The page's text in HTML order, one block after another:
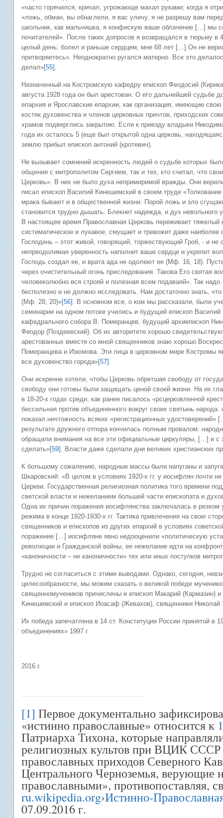
«часто горячился, кричал, угрожающе махал руками; когда я
«ложь, обман, вы обнаглели, я вас уличу, я не разрешу вам
школьник, как мальчишка, я конфискую ваше облачение […] мы
почитателей». После таких допросов я возвращался в тюрьму
целый день; болел и раньше сердцем, мне 68 лет […] Он не
притворяетесь». Неоднократно ругался матерно. Все это
делал»[55] .
Назначенный на Костромскую кафедру епископ Феодосий
августа 1928 года он был арестован. О его дальнейшей судьбе
епархия и Ярославские епархии, как организация, имеющие
костяк духовенства и членов церковных причтов, приходских
храмов подверглись закрытию. Если к приезду владыки
года их осталось 5 (еще был открытой одна церковь,
землю прибыл епископ антоний (кротевич).
Не вызывает сомнений искренность людей о судьбе которых
общения с митрополитом Сергием, так и тех, кто считал, что
Церковь». В них не было духа непримиримой вражды. Они
писал епископ Василий Кинешемский в своем труде
мрака бывают и в общественной жизни. Порой ложь и зло
становится трудно дышать. Блекнет надежда, и дух
В настоящее время Православная Церковь переживает тяжелый
систематическое и лукавое, смущает и тревожит даже
Господень – этот живой, говорящий, торжествующий Гроб, - и
непреодолимая уверенность наполнит ваше сердце и укрепит
Господь создал ее, и врата ада не одолеют ее (Мф. 16, 18).
через очистительный огонь преследования. Такова Его
человеколюбно вся строяй и полезная всем подаваяй». Так
бесполезно и не должно исследовать. Нам достаточно знать,
(Мф. 28, 20)»[56] . В основном все, о ком мы рассказали, были
семинарии на одном потоке учились и будущий епископ Василий
кафедрального собора В. Померанцев, будущий архиепископ
Феодор (Поздеевский). Об их авторитете хорошо
арестованных вместе со мной священников знаю хорошо
Померанцева и Изюмова. Эти лица в церковном мире Костромы
все духовенство города»[57] .
Они искренне хотели, чтобы Церковь обретшая свободу от
свободу они готовы были защищать ценой своей жизни. На их
в 18-20-х годах среди, как ранее писалось «рсцерковленной
бессильная против объединенного вокруг своих святынь
показал ничтожность всяких «регистрационных удостоверений»
результате дружного отпора кончилась полным провалом:
обращали внимания на все эти официальные циркуляры, […] и с
сделать»[59] . Власти даже сделали дни великих христианских
К большому сожалению, народные массы были напуганы и
Шкаровский: «В целом в условиях 1920-х гг. у иосифлян почти
Церкви. Государственная религиозная политика того времени
светской власти и нежеланием большей части епископата и
Одна их причин поражения иосифлянства заключалась в резком
режима в конце 1920-1930-х гг. Тактика привлечения на свою
священников и епископов из других епархий в условиях
поражение […] иосифляне явно недооценили «политическую
революции и Гражданской войны, ее нежелание идти на
«каноничности – не каноничности» тех или иных поступков
Трудно не согласиться с этими выводами. Однако, сегодня,
целесообразности, мы можем сказать о великой победе
священномучеников причислены и епископ Макарий (Кармазин)
Кинешемский и епископ Иоасаф (Жевахов), священники
Их победа запечатлена в 14 ст. Конституции России принятой в
объединениях» 1997 г.
2016 г.
[1] Первое документально
«истинно православные» относится к
Патриарха Тихона, которые
религиозных культов при ВЦИК СССР
православных приходов Северного
Центрального Черноземья, верующие
православными», противопоставляя,
ru.wikipedia.org›Истинно-
07.09.2016 г.